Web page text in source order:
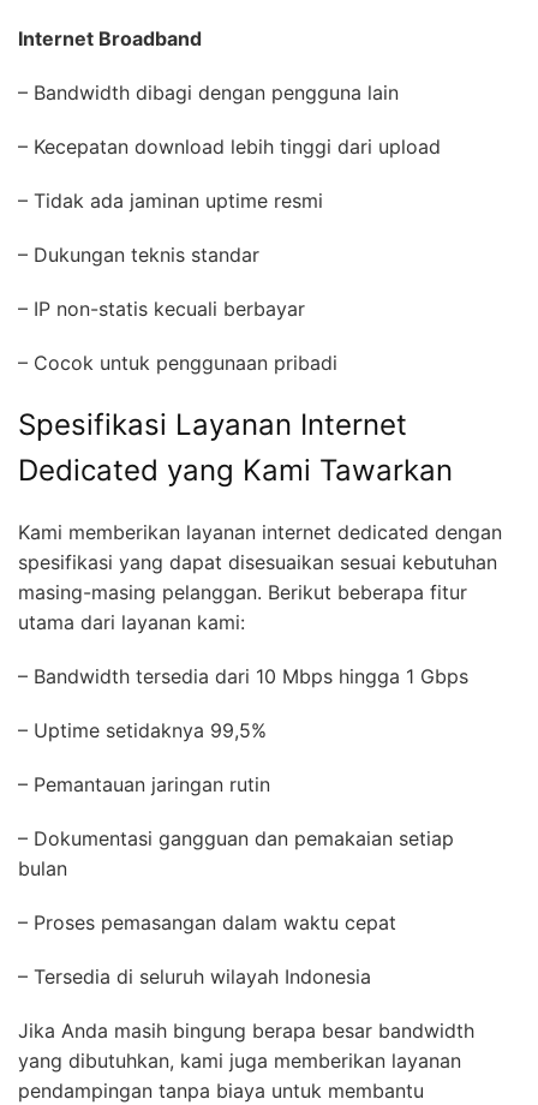
Internet Broadband
– Bandwidth dibagi dengan pengguna lain
– Kecepatan download lebih tinggi dari upload
– Tidak ada jaminan uptime resmi
– Dukungan teknis standar
– IP non-statis kecuali berbayar
– Cocok untuk penggunaan pribadi
Spesifikasi Layanan Internet
Dedicated yang Kami Tawarkan
Kami memberikan layanan internet dedicated dengan
spesifikasi yang dapat disesuaikan sesuai kebutuhan
masing-masing pelanggan. Berikut beberapa fitur
utama dari layanan kami:
– Bandwidth tersedia dari 10 Mbps hingga 1 Gbps
– Uptime setidaknya 99,5%
– Pemantauan jaringan rutin
– Dokumentasi gangguan dan pemakaian setiap
bulan
– Proses pemasangan dalam waktu cepat
– Tersedia di seluruh wilayah Indonesia
Jika Anda masih bingung berapa besar bandwidth
yang dibutuhkan, kami juga memberikan layanan
pendampingan tanpa biaya untuk membantu